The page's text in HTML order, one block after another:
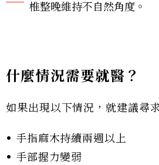
椎整晚維持不自然角度。
什麼情況需要就醫？
如果出現以下情況，就建議尋
• 手指麻木持續兩週以上
• 手部握力變弱